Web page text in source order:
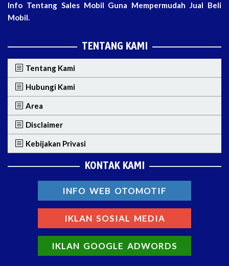
Info Tentang Sales Mobil Guna Mempermudah Jual Beli
Mobil.
TENTANG KAMI
Tentang Kami
Hubungi Kami
Area
Disclaimer
Kebijakan Privasi
KONTAK KAMI
INFO WEB OTOMOTIF
IKLAN SOSIAL MEDIA
IKLAN GOOGLE ADWORDS